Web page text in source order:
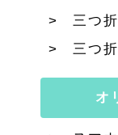
三つ
三つ
オ